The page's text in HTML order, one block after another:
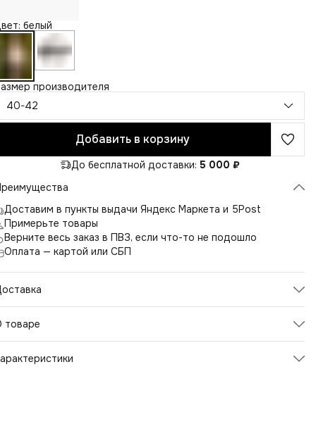
белый
производителя
40-42
Добавить в корзину
До бесплатной доставки: 5 000 ₽
Доставим в пункты выдачи Яндекс Маркета и 5Post
Примерьте товары
Верните весь заказ в ПВЗ, если что-то не подошло
Оплата — картой или СБП
товаре
льняные с карманами и резинкой по поясу. Ткань 100%
200-240 грамм на метр, достаточно плотная и в тоже